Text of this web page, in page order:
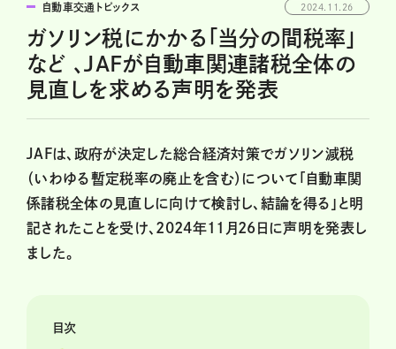
自動車交通トピックス 2024.11.26
ガソリン税にかかる「当分の間税率」
など 、JAFが自動車関連諸税全体の
見直しを求める声明を発表
JAFは、政府が決定した総合経済対策でガソリン減税
（いわゆる暫定税率の廃止を含む）について「自動車関
係諸税全体の見直しに向けて検討し、結論を得る」と明
記されたことを受け、2024年11月26日に声明を発表し
ました。
目次